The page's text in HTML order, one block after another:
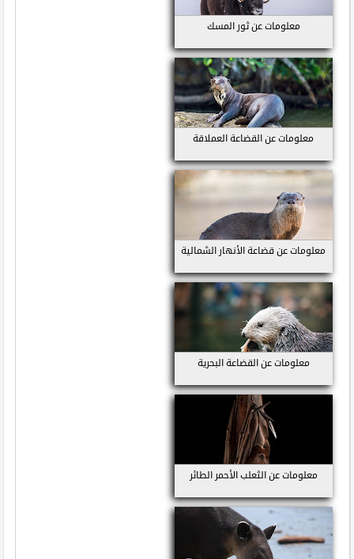
معلومات عن ثور المسك
معلومات عن القضاعة العملاقة
معلومات عن قضاعة الأنهار الشمالية
معلومات عن القضاعة البحرية
معلومات عن الثعلب الأحمر الطائر